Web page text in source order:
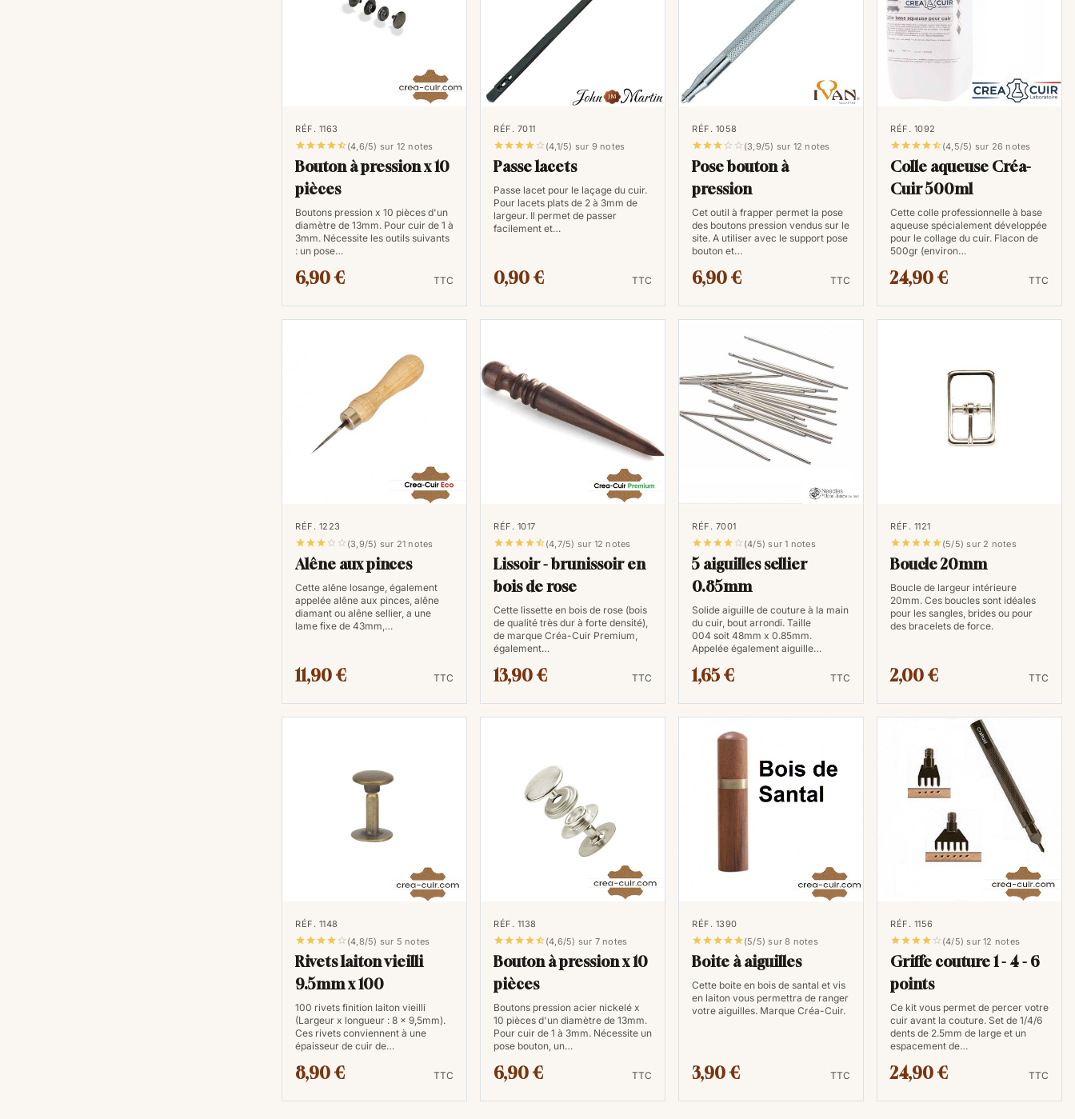
RÉF. 1163
(4,6/5) sur 12 notes
Bouton à pression x 10
pièces
Boutons pression x 10 pièces d'un
diamètre de 13mm. Pour cuir de 1 à
3mm. Nécessite les outils suivants
: un pose…
6,90 € TTC
RÉF. 7011
  (4,1/5) sur 9 notes
Passe lacets
Passe lacet pour le laçage du cuir.
Pour lacets plats de 2 à 3mm de
largeur. Il permet de passer
facilement et…
0,90 € TTC
RÉF. 1058
   (3,9/5) sur 12 notes
Pose bouton à
pression
Cet outil à frapper permet la pose
des boutons pression vendus sur le
site. A utiliser avec le support pose
bouton et…
6,90 € TTC
RÉF. 1092
(4,5/5) sur 26 notes
Colle aqueuse Créa-
Cuir 500ml
Cette colle professionnelle à base
aqueuse spécialement développée
pour le collage du cuir. Flacon de
500gr (environ…
24,90 € TTC
RÉF. 1223
   (3,9/5) sur 21 notes
Alêne aux pinces
Cette alêne losange, également
appelée alêne aux pinces, alêne
diamant ou alêne sellier, a une
lame fixe de 43mm,…
11,90 € TTC
RÉF. 1017
(4,7/5) sur 12 notes
Lissoir - brunissoir en
bois de rose
Cette lissette en bois de rose (bois
de qualité très dur à forte densité),
de marque Créa-Cuir Premium,
également…
13,90 € TTC
RÉF. 7001
  (4/5) sur 1 notes
5 aiguilles sellier
0.85mm
Solide aiguille de couture à la main
du cuir, bout arrondi. Taille
004 soit 48mm x 0.85mm.
Appelée également aiguille…
1,65 € TTC
RÉF. 1121
(5/5) sur 2 notes
Boucle 20mm
Boucle de largeur intérieure
20mm. Ces boucles sont idéales
pour les sangles, brides ou pour
des bracelets de force.
2,00 € TTC
RÉF. 1148
  (4,8/5) sur 5 notes
Rivets laiton vieilli
9.5mm x 100
100 rivets finition laiton vieilli
(Largeur x longueur : 8 x 9,5mm).
Ces rivets conviennent à une
épaisseur de cuir de…
8,90 € TTC
RÉF. 1138
(4,6/5) sur 7 notes
Bouton à pression x 10
pièces
Boutons pression acier nickelé x
10 pièces d'un diamètre de 13mm.
Pour cuir de 1 à 3mm. Nécessite un
pose bouton, un…
6,90 € TTC
RÉF. 1390
(5/5) sur 8 notes
Boite à aiguilles
Cette boite en bois de santal et vis
en laiton vous permettra de ranger
votre aiguilles. Marque Créa-Cuir.
3,90 € TTC
RÉF. 1156
  (4/5) sur 12 notes
Griffe couture 1 - 4 - 6
points
Ce kit vous permet de percer votre
cuir avant la couture. Set de 1/4/6
dents de 2.5mm de large et un
espacement de…
24,90 € TTC